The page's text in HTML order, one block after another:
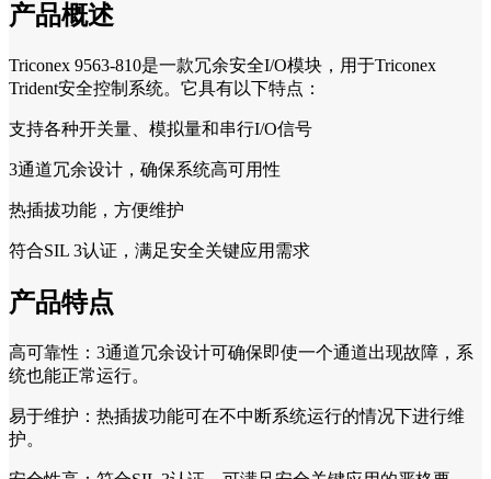
产品概述
Triconex 9563-810是一款冗余安全I/O模块，用于Triconex
Trident安全控制系统。它具有以下特点：
支持各种开关量、模拟量和串行I/O信号
3通道冗余设计，确保系统高可用性
热插拔功能，方便维护
符合SIL 3认证，满足安全关键应用需求
产品特点
高可靠性：3通道冗余设计可确保即使一个通道出现故障，系
统也能正常运行。
易于维护：热插拔功能可在不中断系统运行的情况下进行维
护。